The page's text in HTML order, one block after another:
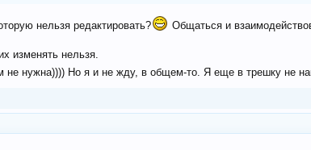
нельзя редактировать?
Общаться и
изменять нельзя.
не нужна)))) Но я и не жду, в общем-то. Я еще в трешку не